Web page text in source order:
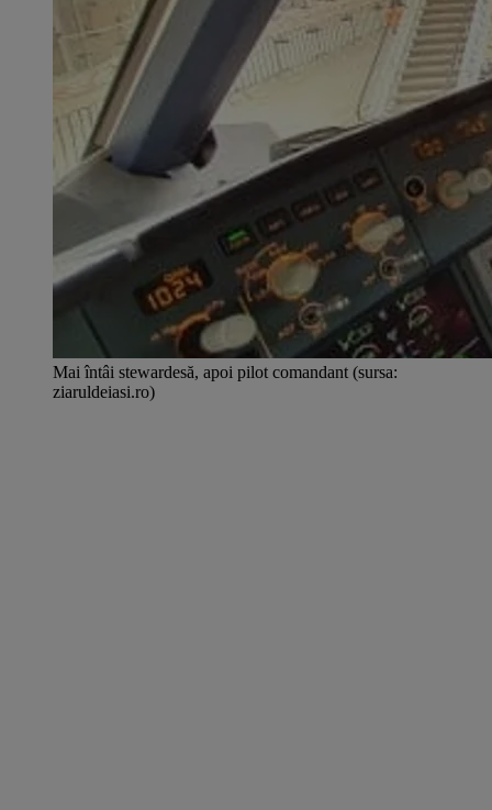
Mai întâi stewardesă, apoi pilot comandant (sursa:
ziaruldeiasi.ro)